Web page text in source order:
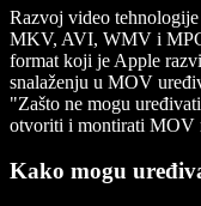
Razvoj video
MKV, AVI, WMV i
format koji je Apple
snalaženju u MOV
"Zašto ne mogu
otvoriti i montirati MOV
Kako mogu